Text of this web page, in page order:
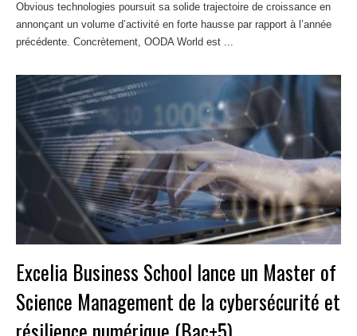
Obvious technologies poursuit sa solide trajectoire de croissance en
annonçant un volume d’activité en forte hausse par rapport à l’année
précédente. Concrètement, OODA World est ...
Excelia Business School lance un Master of
Science Management de la cybersécurité et